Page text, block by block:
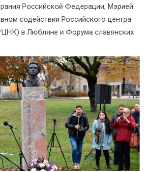
Российской Федерации, Мэрией
содействии Российского центра
в Любляне и Форума славянских